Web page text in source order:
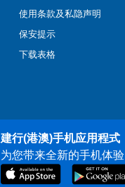
使用条款及私隐声明
保安提示
下载表格
建行(港澳)手机应用程式
为您带来全新的手机体验